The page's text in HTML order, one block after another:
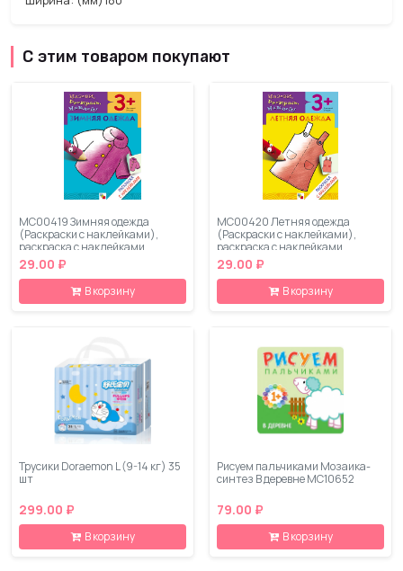
С этим товаром покупают
МС00419 Зимняя одежда
(Раскраски с наклейками),
раскраска с наклейками
29.00 ₽
В корзину
МС00420 Летняя одежда
(Раскраски с наклейками),
раскраска с наклейками
29.00 ₽
В корзину
Трусики Doraemon L (9-14 кг) 35
шт
299.00 ₽
В корзину
Рисуем пальчиками Мозаика-
синтез В деревне МС10652
79.00 ₽
В корзину